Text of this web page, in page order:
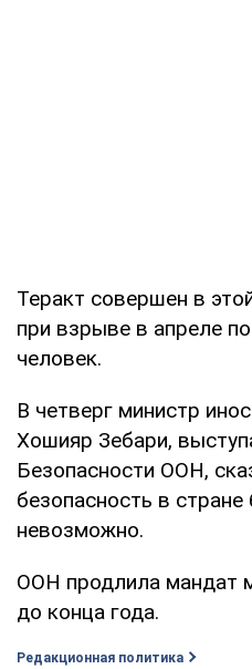
Теракт совершен в
при взрыве в апреле
человек.
В четверг министр
Хошияр Зебари,
Безопасности ООН,
безопасность в
невозможно.
ООН продлила мандат
до конца года.
Редакционная политика